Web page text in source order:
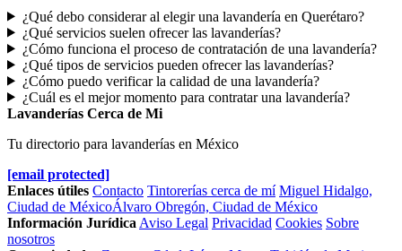
¿Qué debo considerar al elegir una lavandería en Querétaro?
¿Qué servicios suelen ofrecer las lavanderías?
¿Cómo funciona el proceso de contratación de una lavandería?
¿Qué tipos de servicios pueden ofrecer las lavanderías?
¿Cómo puedo verificar la calidad de una lavandería?
¿Cuál es el mejor momento para contratar una lavandería?
Lavanderías Cerca de Mi
Tu directorio para lavanderías en México
[email protected]
Enlaces útiles Contacto Tintorerías cerca de mí Miguel Hidalgo,
Ciudad de MéxicoÁlvaro Obregón, Ciudad de México
Información Jurídica Aviso Legal Privacidad Cookies Sobre
nosotros